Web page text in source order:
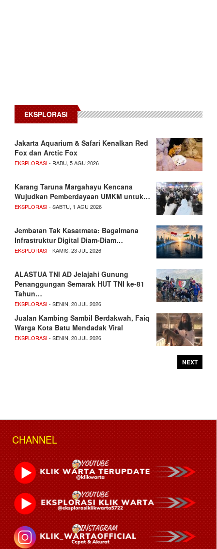
EKSPLORASI
Jakarta Aquarium & Safari Kenalkan Red
Fox dan Arctic Fox
EKSPLORASI- RABU, 5 AGU 2026
Karang Taruna Margahayu Kencana
Wujudkan Pemberdayaan UMKM untuk…
EKSPLORASI- SABTU, 1 AGU 2026
Jembatan Tak Kasatmata: Bagaimana
Infrastruktur Digital Diam-Diam…
EKSPLORASI- KAMIS, 23 JUL 2026
ALASTUA TNI AD Jelajahi Gunung
Penanggungan Semarak HUT TNI ke-81
Tahun…
EKSPLORASI- SENIN, 20 JUL 2026
Jualan Kambing Sambil Berdakwah, Faiq
Warga Kota Batu Mendadak Viral
EKSPLORASI- SENIN, 20 JUL 2026
NEXT
CHANNEL